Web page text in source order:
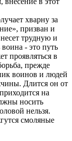
хварну за
призван и
трудную и
- это путь
проявляться в
прежде
воинов и людей
Длится он от
на
носить
нельзя.
смоляные